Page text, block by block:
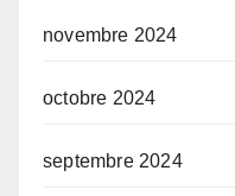
novembre 2024
octobre 2024
septembre 2024